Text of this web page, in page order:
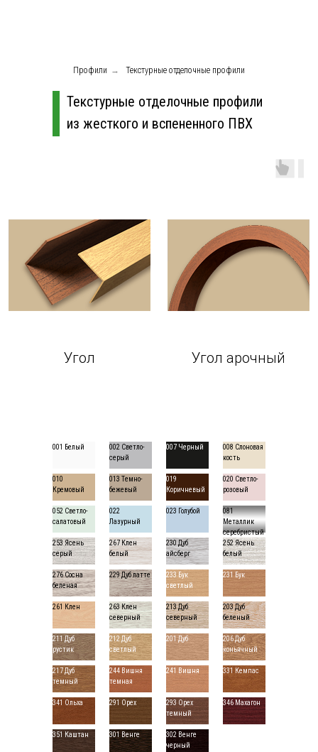
Профили → Текстурные отделочные профили
Текстурные отделочные профили
из жесткого и вспененного ПВХ
Угол Угол арочный
001 Белый
002 Светло-
серый
007 Черный
008 Слоновая
кость
010
Кремовый
019
Коричневый
020 Светло-
розовый
052 Светло-
салатовый
022
Лазурный
023 Голубой
081
Металлик
серебристый
253 Ясень
серый
267 Клен
белый
230 Дуб
айсберг
252 Ясень
белый
276 Сосна
беленая
229 Дуб латте
013 Темно-
бежевый
233 Бук
светлый
231 Бук
261 Клен
263 Клен
северный
213 Дуб
северный
203 Дуб
беленый
211 Дуб
рустик
212 Дуб
светлый
201 Дуб
206 Дуб
коньячный
217 Дуб
темный
244 Вишня
темная
241 Вишня 331 Кемпас
341 Ольха 291 Орех
293 Орех
темный
346 Махагон
351 Каштан 301 Венге
302 Венге
черный